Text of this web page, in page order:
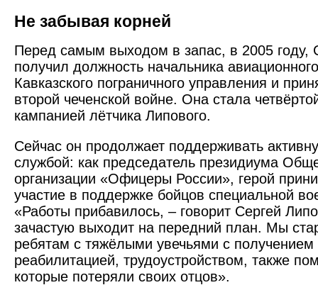
Не забывая корней
Перед самым выходом в запас, в 2005 году,
получил должность начальника
Кавказ­ского пограничного управления и
второй чеченской войне. Она стала
кампанией лётчика Липового.
Сейчас он продолжает поддерживать
службой: как председатель президиума
организации «Офицеры России», герой
участие в поддержке бойцов специальной
«Работы прибавилось, – говорит Сергей
зачастую выходит на передний план. Мы
ребятам с тяжёлыми увечьями с получением
реабилитацией, трудоустройством, также
которые потеряли своих отцов».